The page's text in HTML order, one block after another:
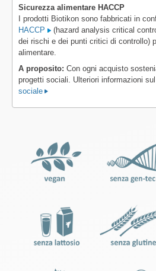
Sicurezza alimentare HACCP
I prodotti Biotikon sono fabbricati in
HACCP
(hazard analysis critical
dei rischi e dei punti critici di controllo)
alimentare.
A proposito: Con ogni acquisto
progetti sociali. Ulteriori informazioni
sociale